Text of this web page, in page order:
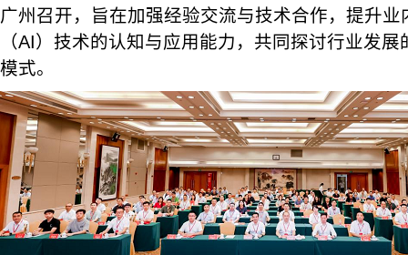
广州召开，旨在加强经验交流与技术合作，提升业
（AI）技术的认知与应用能力，共同探讨行业发
模式。